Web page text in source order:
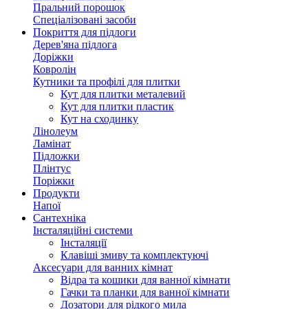
Пральний порошок
Спеціалізовані засоби
Покриття для підлоги
Дерев'яна підлога
Доріжки
Ковролін
Кутники та профілі для плитки
Кут для плитки металевий
Кут для плитки пластик
Кут на сходинку
Лінолеум
Ламінат
Підложки
Плінтус
Поріжки
Продукти
Напої
Сантехніка
Інсталяційні системи
Інсталяції
Клавіші змиву та комплектуючі
Аксесуари для ванних кімнат
Відра та кошики для ванної кімнати
Гачки та планки для ванної кімнати
Дозатори для рідкого мила